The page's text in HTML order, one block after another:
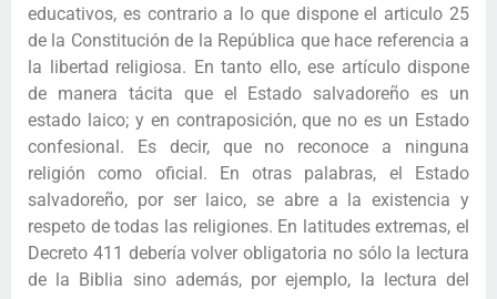
educativos, es contrario a lo que dispone el articulo 25
de la Constitución de la República que hace referencia a
la libertad religiosa. En tanto ello, ese artículo dispone
de manera tácita que el Estado salvadoreño es un
estado laico; y en contraposición, que no es un Estado
confesional. Es decir, que no reconoce a ninguna
religión como oficial. En otras palabras, el Estado
salvadoreño, por ser laico, se abre a la existencia y
respeto de todas las religiones. En latitudes extremas, el
Decreto 411 debería volver obligatoria no sólo la lectura
de la Biblia sino además, por ejemplo, la lectura del